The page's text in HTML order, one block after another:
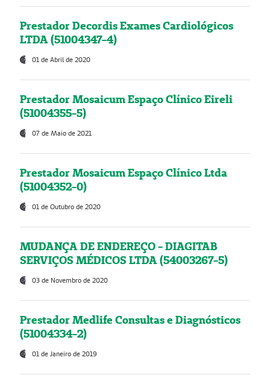
Prestador Decordis Exames Cardiológicos
LTDA (51004347-4)
01 de Abril de 2020
Prestador Mosaicum Espaço Clínico Eireli
(51004355-5)
07 de Maio de 2021
Prestador Mosaicum Espaço Clínico Ltda
(51004352-0)
01 de Outubro de 2020
MUDANÇA DE ENDEREÇO - DIAGITAB
SERVIÇOS MÉDICOS LTDA (54003267-5)
03 de Novembro de 2020
Prestador Medlife Consultas e Diagnósticos
(51004334-2)
01 de Janeiro de 2019